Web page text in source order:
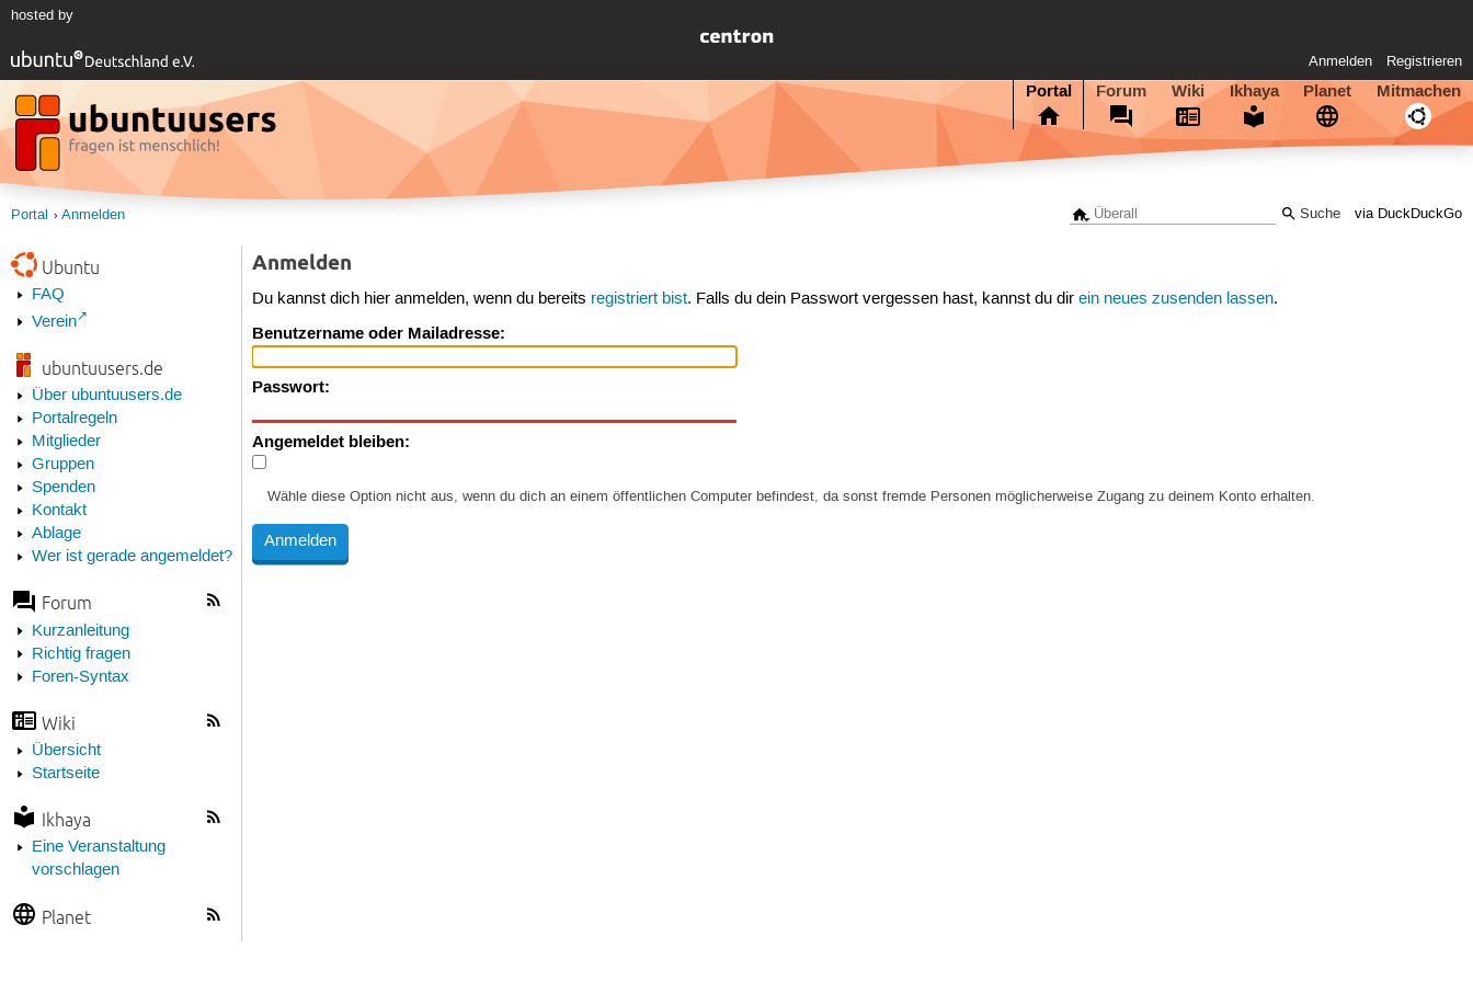
hosted by
Anmelden Registrieren
Portal Forum Wiki Ikhaya Planet Mitmachen
via DuckDuckGo
Portal Anmelden
Ubuntu
FAQ
Verein
ubuntuusers.de
Über ubuntuusers.de
Portalregeln
Mitglieder
Gruppen
Spenden
Kontakt
Ablage
Wer ist gerade angemeldet?
Forum
Kurzanleitung
Richtig fragen
Foren-Syntax
Wiki
Übersicht
Startseite
Ikhaya
Eine Veranstaltung
vorschlagen
Planet
Anmelden
Du kannst dich hier anmelden, wenn du bereits registriert bist. Falls du dein Passwort vergessen hast, kannst du direin neues zusenden lassen.
Benutzername oder Mailadresse:
Passwort:
Angemeldet bleiben:
Wähle diese Option nicht aus, wenn du dich an einem öffentlichen Computer befindest, da sonst fremde Personen möglicherweise Zugang zu deinem Konto erhalten.